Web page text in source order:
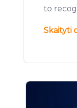
to
Skaityti